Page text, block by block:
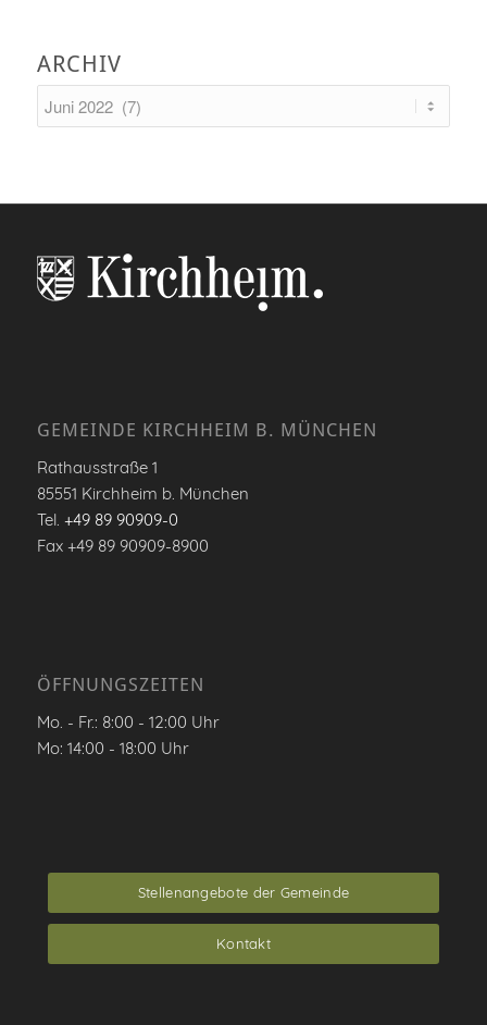
ARCHIV
GEMEINDE KIRCHHEIM B. MÜNCHEN
Rathausstraße 1
85551 Kirchheim b. München
Tel. +49 89 90909-0
Fax +49 89 90909-8900
ÖFFNUNGSZEITEN
Mo. - Fr.: 8:00 - 12:00 Uhr
Mo: 14:00 - 18:00 Uhr
Stellenangebote der Gemeinde
Kontakt